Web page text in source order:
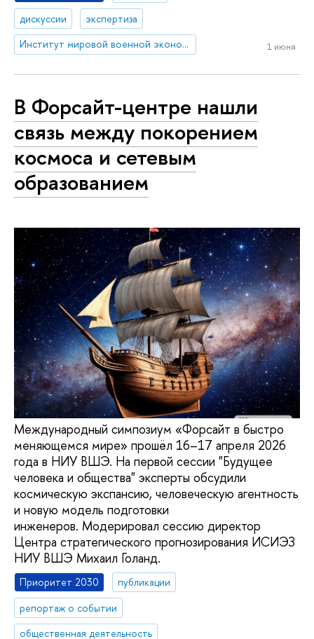
дискуссии
экспертиза
Институт мировой военной экономики и стратегии
1 июня
В Форсайт-центре нашли
связь между покорением
космоса и сетевым
образованием
Международный симпозиум «Форсайт в быстро
меняющемся мире» прошёл 16–17 апреля 2026
года в НИУ ВШЭ. На первой сессии "Будущее
человека и общества" эксперты обсудили
космическую экспансию, человеческую агентность
и новую модель подготовки
инженеров. Модерировал сессию директор
Центра стратегического прогнозирования ИСИЭЗ
НИУ ВШЭ Михаил Голанд.
Приоритет 2030
публикации
репортаж о событии
общественная деятельность